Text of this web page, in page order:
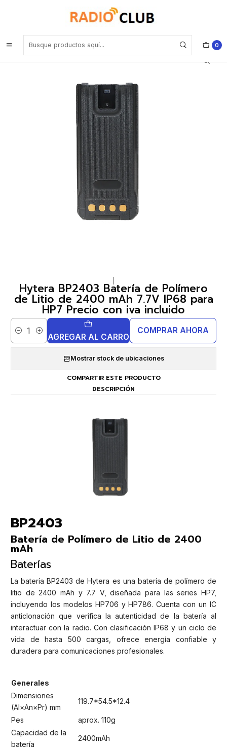
0
Hytera BP2403 Batería de Polímero de Litio de 2400 mAh 7.7V IP68
para HP7 Precio con iva incluido
Hytera BP2403 Batería de Polímero
de Litio de 2400 mAh 7.7V IP68 para
HP7 Precio con iva incluido
Cantidad AGREGAR AL CARRO
COMPRAR AHORA
Mostrar stock de ubicaciones
COMPARTIR ESTE PRODUCTO
DESCRIPCIÓN
BP2403
Batería de Polímero de Litio de 2400
mAh
Baterías
La batería BP2403 de Hytera es una batería de polímero de
litio de 2400 mAh y 7.7 V, diseñada para las series HP7,
incluyendo los modelos HP706 y HP786. Cuenta con un IC
anticlonación que verifica la autenticidad de la batería al
interactuar con la radio. Con clasificación IP68 y un ciclo de
vida de hasta 500 cargas, ofrece energía confiable y
duradera para comunicaciones profesionales.
Generales
Dimensiones
(Al×An×Pr) mm
119.7*54.5*12.4
Pes
aprox. 110g
Capacidad de la
batería
2400mAh